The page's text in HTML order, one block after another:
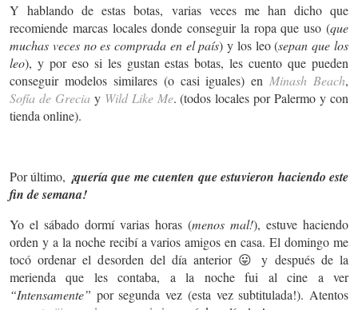
Y hablando de estas botas, varias veces me han dicho que
recomiende marcas locales donde conseguir la ropa que uso (que
muchas veces no es comprada en el país) y los leo (sepan que los
leo), y por eso si les gustan estas botas, les cuento que pueden
conseguir modelos similares (o casi iguales) en Minash Beach,
Sofía de Greciay Wild Like Me. (todos locales por Palermo y con
tienda online).
Por último, ¡quería que me cuenten que estuvieron haciendo este
fin de semana!
Yo el sábado dormí varias horas (menos mal!), estuve haciendo
orden y a la noche recibí a varios amigos en casa. El domingo me
tocó ordenar el desorden del día anterior 😛 y después de la
merienda que les contaba, a la noche fui al cine a ver
“Intensamente” por segunda vez (esta vez subtitulada!). Atentos